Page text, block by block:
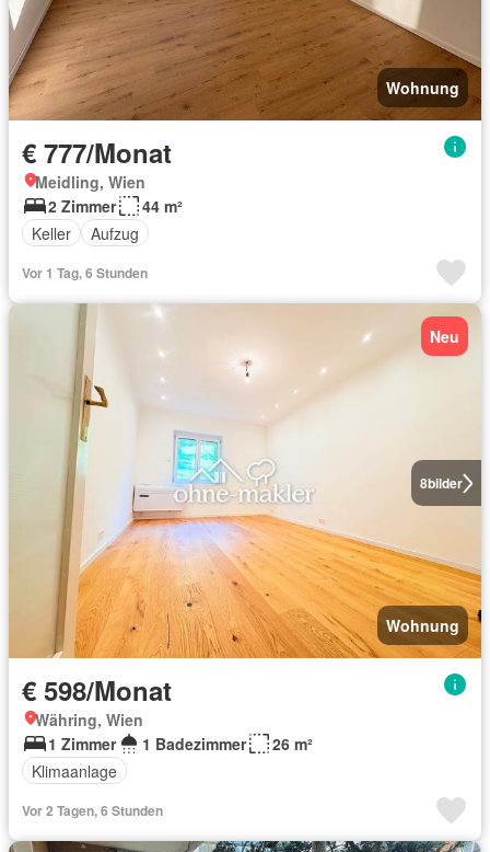
Wohnung
€ 777/Monat
Meidling, Wien
2 Zimmer
44 m²
Keller
Aufzug
Vor 1 Tag, 6 Stunden
8bilder
Neu
Wohnung
€ 598/Monat
Währing, Wien
1 Zimmer
1 Badezimmer
26 m²
Klimaanlage
Vor 2 Tagen, 6 Stunden